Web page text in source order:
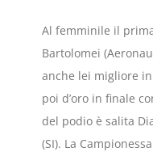
Al femminile il
Bartolomei
anche lei migliore
poi d’oro in finale
del podio è salita
(SI). La